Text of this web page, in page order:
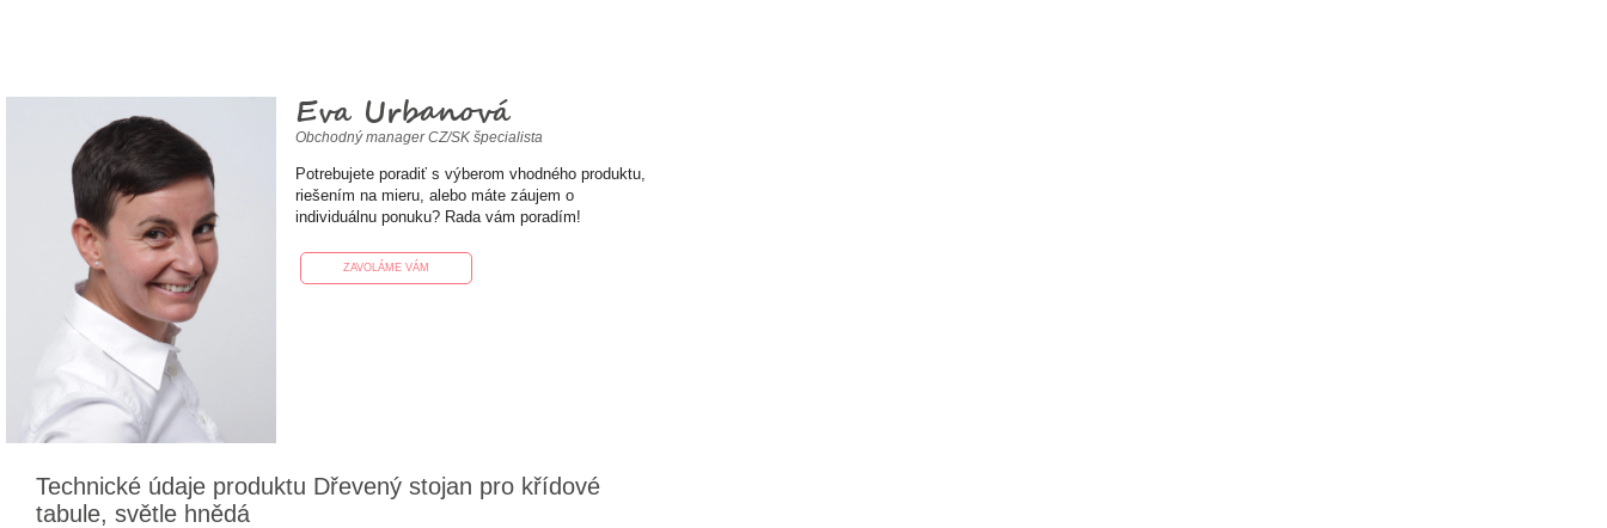
Eva Urbanová
Obchodný manager CZ/SK špecialista
Potrebujete poradiť s výberom vhodného produktu,
riešením na mieru, alebo máte záujem o
individuálnu ponuku? Rada vám poradím!
ZAVOLÁME VÁM
Technické údaje produktu Dřevený stojan pro křídové
tabule, světle hnědá